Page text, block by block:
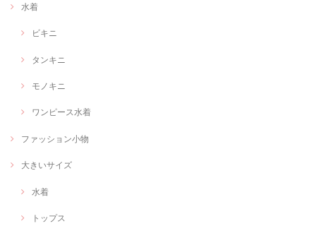
水着
ビキニ
タンキニ
モノキニ
ワンピース水着
ファッション小物
大きいサイズ
水着
トップス